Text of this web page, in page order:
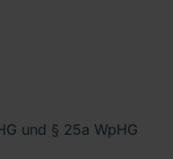
und § 25a WpHG